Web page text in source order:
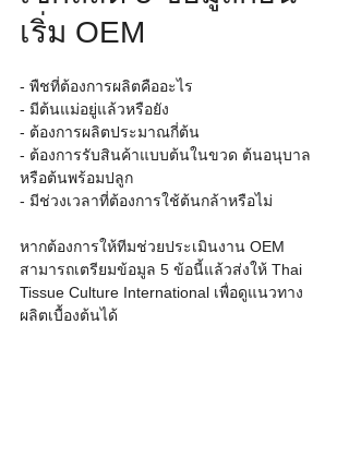
เริ่ม OEM
- พืชที่ต้องการผลิตคืออะไร
- มีต้นแม่อยู่แล้วหรือยัง
- ต้องการผลิตประมาณกี่ต้น
- ต้องการรับสินค้าแบบต้นในขวด ต้นอนุบาล
หรือต้นพร้อมปลูก
- มีช่วงเวลาที่ต้องการใช้ต้นกล้าหรือไม่
หากต้องการให้ทีมช่วยประเมินงาน OEM
สามารถเตรียมข้อมูล 5 ข้อนี้แล้วส่งให้ Thai
Tissue Culture International เพื่อดูแนวทาง
ผลิตเบื้องต้นได้